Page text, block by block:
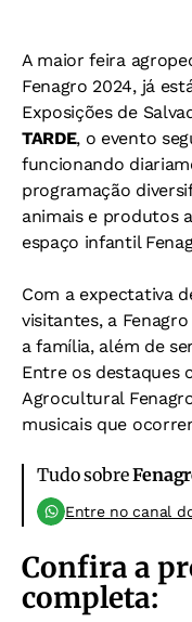
A maior feira
Fenagro 2024, já
Exposições de
TARDE, o evento
funcionando
programação
animais e produtos
espaço infantil
Com a expectativa
visitantes, a
a família, além de
Entre os destaques
Agrocultural
musicais que
Tudo sobre
Entre no canal
Confira a
completa: